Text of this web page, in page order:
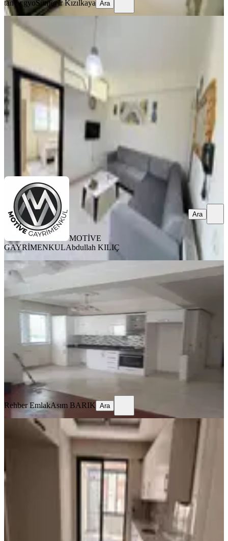
tanev gyoSümeyir Kızılkaya Ara
YENİ
Şahinbey, Beştepe Mahallesi
·80 m²·
15.000 ₺
MOTİVE GAYRİMENKUL Abdullah KILIÇ
MOTİVE
GAYRİMENKULAbdullah KILIÇ
Ara
YENİ
Rehber Emlak'tan Güneykentte
Kiralık 2+1 Daire
Şahinbey, Güneykent Mahallesi
Düz Giriş (Zemin)·07.08.2026
15.000 ₺
Rehber EmlakAsım BARIK
Rehber EmlakAsım BARIK Ara
Repa Gayrimenkul Büşra
Özkalender'den Onkoloji'de 2,5+1
Kiralık
Şahinbey, Beştepe Mahallesi
06.08.2026